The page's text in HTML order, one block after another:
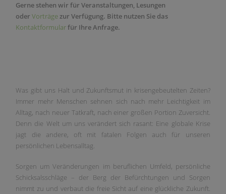
Gerne stehen wir für Veranstaltungen, Lesungen
oderVorträgezur Verfügung. Bitte nutzen Sie das
Kontaktformularfür Ihre Anfrage.
Was gibt uns Halt und Zukunftsmut in krisengebeutelten Zeiten?
Immer mehr Menschen sehnen sich nach mehr Leichtigkeit im
Alltag, nach neuer Tatkraft, nach einer großen Portion Zuversicht.
Denn die Welt um uns verändert sich rasant: Eine globale Krise
jagt die andere, oft mit fatalen Folgen auch für unseren
persönlichen Lebensalltag.
Sorgen um Veränderungen im beruflichen Umfeld, persönliche
Schicksalsschläge – der Berg der Befürchtungen und Sorgen
nimmt zu und verbaut die freie Sicht auf eine glückliche Zukunft.